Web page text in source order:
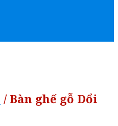
/ Bàn ghế gỗ Dổi